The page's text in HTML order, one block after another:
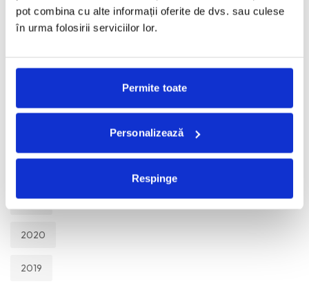
pot combina cu alte informații oferite de dvs. sau culese
în urma folosirii serviciilor lor.
Permite toate
Personalizează
Respinge
2026
2025
2021
2020
2019